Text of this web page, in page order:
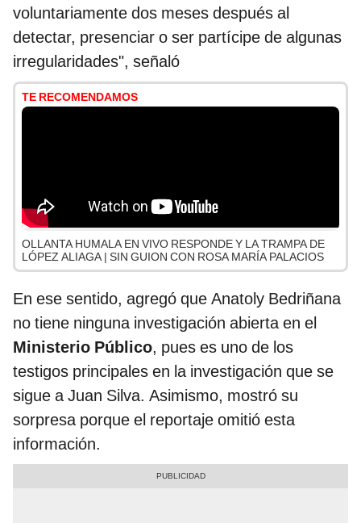
voluntariamente dos meses después al
detectar, presenciar o ser partícipe de algunas
irregularidades", señaló
TE RECOMENDAMOS
OLLANTA HUMALA EN VIVO RESPONDE Y LA TRAMPA DE
LÓPEZ ALIAGA | SIN GUION CON ROSA MARÍA PALACIOS
En ese sentido, agregó que Anatoly Bedriñana
no tiene ninguna investigación abierta en el
Ministerio Público, pues es uno de los
testigos principales en la investigación que se
sigue a Juan Silva. Asimismo, mostró su
sorpresa porque el reportaje omitió esta
información.